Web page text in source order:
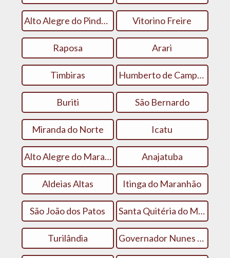
Alto Alegre do Pindaré Vitorino Freire
Raposa Arari
Timbiras Humberto de Campos
Buriti São Bernardo
Miranda do Norte Icatu
Alto Alegre do Maranhão Anajatuba
Aldeias Altas Itinga do Maranhão
São João dos Patos Santa Quitéria do Maranhão
Turilândia Governador Nunes Freire